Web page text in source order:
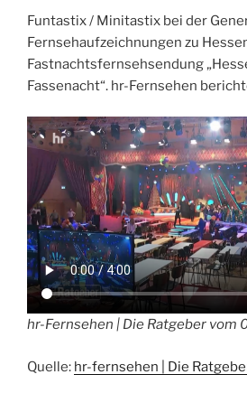
Funtastix / Minitastix bei der
Fernsehaufzeichnungen zu
Fastnachtsfernsehsendung
Fassenacht“. hr-Fernsehen
hr-Fernsehen | Die Ratgeber vom
Quelle: hr-fernsehen | Die